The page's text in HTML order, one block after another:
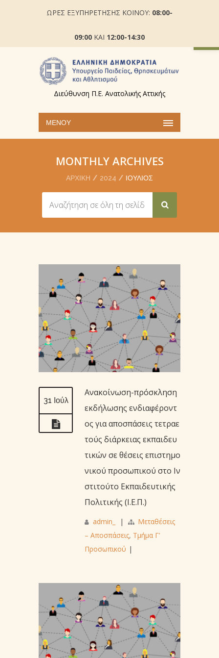
ΩΡΕΣ ΕΞΥΠΗΡΕΤΗΣΗΣ ΚΟΙΝΟΥ: 08:00-
09:00 ΚΑΙ 12:00-14:30
Διεύθυνση Π.Ε. Ανατολικής Αττικής
ΜΕΝΟΎ
MONTHLY ARCHIVES
ΑΡΧΙΚΉ 2024 ΙΟΎΛΙΟΣ
31 Ιούλ
Aνακοίνωση-πρόσκληση
εκδήλωσης ενδιαφέροντ
ος για αποσπάσεις τετραε
τούς διάρκειας εκπαιδευ
τικών σε θέσεις επιστημο
νικού προσωπικού στο Ιν
στιτούτο Εκπαιδευτικής
Πολιτικής (Ι.Ε.Π.)
admin_ |
Μεταθέσεις
– Αποσπάσεις, Τμήμα Γ’
Προσωπικού |